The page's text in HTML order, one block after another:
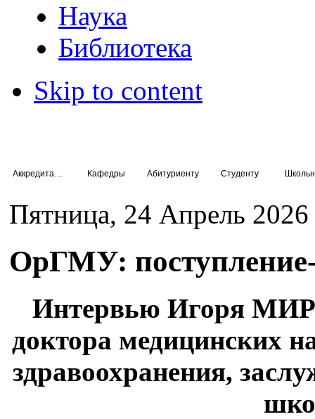
Наука
Библиотека
Skip to content
Кафедры Абитуриенту Студенту
Пятница, 24 Апрель
ОрГМУ:
Интервью Игоря
доктора медицинских
здравоохранения,